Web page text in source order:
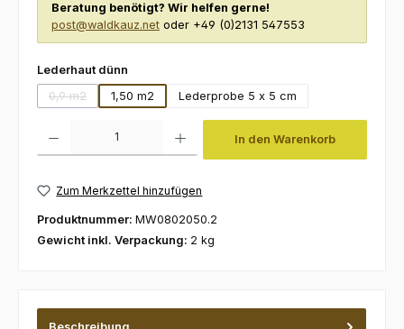
Beratung benötigt? Wir helfen gerne!
post@waldkauz.net oder +49 (0)2131 547553
Lederhaut dünn
0,9 m2
(Diese Option ist zurzeit nicht verfügbar.)
1,50 m2 Lederprobe 5 x 5 cm
In den Warenkorb
Zum Merkzettel hinzufügen
Produktnummer: MW0802050.2
Gewicht inkl. Verpackung: 2 kg